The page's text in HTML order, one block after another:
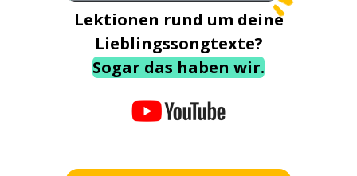
Lektionen rund um deine
Lieblingssongtexte?
Sogar das haben wir.